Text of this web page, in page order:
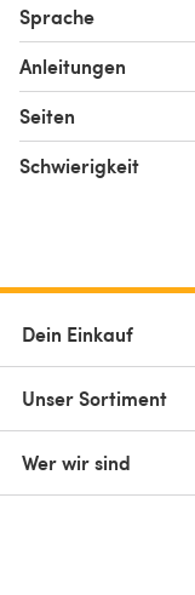
Sprache
Anleitungen
Seiten
Schwierigkeit
Dein Einkauf
Unser Sortiment
Wer wir sind